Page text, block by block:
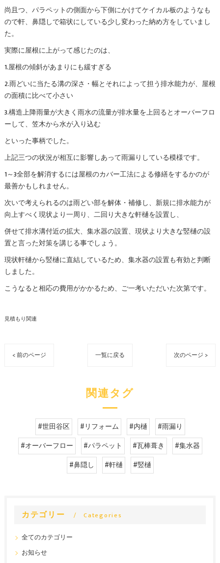
尚且つ、パラペットの側面から下側にかけてケイカル板のようなも
ので軒、鼻隠しで箱状にしている少し変わった納め方をしていまし
た。
実際に屋根に上がって感じたのは、
1.屋根の傾斜があまりにも緩すぎる
2.雨どいに当たる溝の深さ・幅とそれによって担う排水能力が、屋根
の面積に比べて小さい
3.構造上降雨量が大きく雨水の流量が排水量を上回るとオーバーフロ
ーして、笠木から水が入り込む
といった事柄でした。
上記三つの状況が相互に影響しあって雨漏りしている模様です。
1～3全部を解消するには屋根のカバー工法による修繕をするかのが
最善かもしれません。
次いで考えられるのは雨どい部を解体・補修し、新規に排水能力が
向上すべく現状より一周り、二回り大きな軒樋を設置し、
併せて排水溝付近の拡大、集水器の設置、現状より大きな竪樋の設
置と言った対策を講じる事でしょう。
現状軒樋から竪樋に直結しているため、集水器の設置も有効と判断
しました。
こうなると相応の費用がかかるため、ご一考いただいた次第です。
見積もり関連
< 前のページ 一覧に戻る 次のページ >
関連タグ
#世田谷区 #リフォーム #内樋
#雨漏り
#オーバーフロー
#パラペット #瓦棒葺き
#集水器
#鼻隠し
#軒樋 #竪樋
カテゴリー Categories
全てのカテゴリー
お知らせ